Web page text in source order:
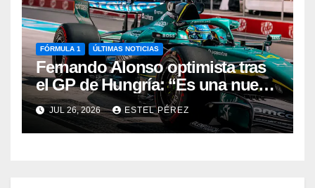
FÓRMULA 1 ÚLTIMAS NOTICIAS
Fernando Alonso optimista tras
el GP de Hungría: “Es una nueva
base con la que trabajar”
JUL 26, 2026 ESTEL PÉREZ